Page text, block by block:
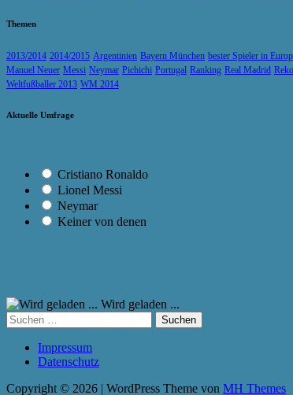
Themen
2013/2014 2014/2015 Argentinien Bayern München bester Spieler in
Manuel Neuer Messi Neymar Pichichi Portugal Ranking Real Madrid
Weltfußballer 2013 WM 2014
Aktuelle Umfrage
Cristiano Ronaldo
Lionel Messi
Neymar
Keiner von denen
Wird geladen ...
Suchen
nach:
Impressum
Datenschutz
Copyright © 2026 | WordPress Theme von MH Themes